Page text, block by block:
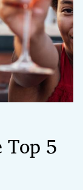
Top 5